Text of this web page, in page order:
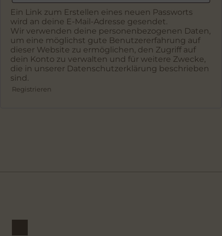
Ein Link zum Erstellen eines neuen Passworts
wird an deine E-Mail-Adresse gesendet.
Wir verwenden deine personenbezogenen Daten,
um eine möglichst gute Benutzererfahrung auf
dieser Website zu ermöglichen, den Zugriff auf
dein Konto zu verwalten und für weitere Zwecke,
die in unserer Datenschutzerklärung beschrieben
sind.
Registrieren